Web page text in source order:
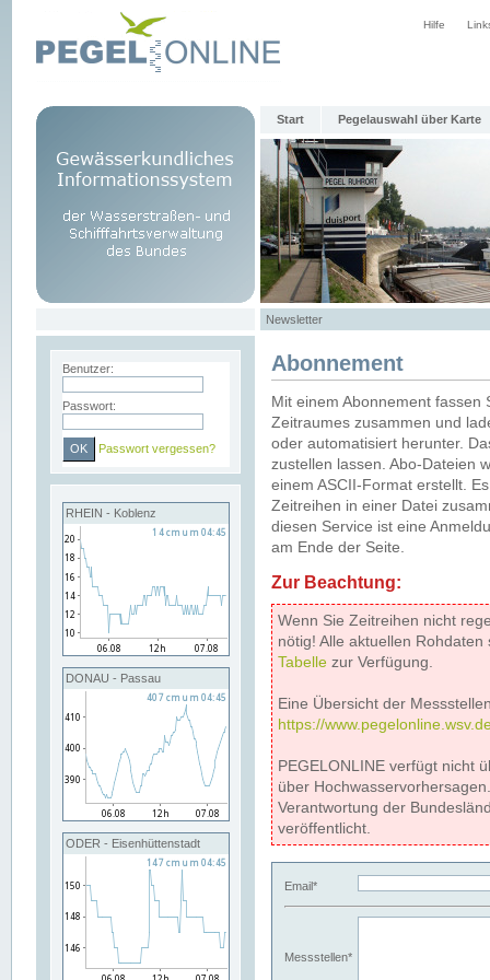
Hilfe
Start Pegelauswahl über Karte
Newsletter
Benutzer:
Passwort:
Passwort vergessen?
RHEIN - Koblenz
DONAU - Passau
ODER - Eisenhüttenstadt
Abonnement
Mit einem Abonnement
Zeitraumes zusammen und
oder automatisiert herunter.
zustellen lassen. Abo-Dateien
einem ASCII-Format erstellt.
Zeitreihen in einer Datei
diesen Service ist eine
am Ende der Seite.
Zur Beachtung:
Wenn Sie Zeitreihen nicht
nötig! Alle aktuellen
Tabelle zur Verfügung.
Eine Übersicht der
https://
PEGELONLINE verfügt nicht
über
Verantwortung der
veröffentlicht.
Email*
Messstellen*